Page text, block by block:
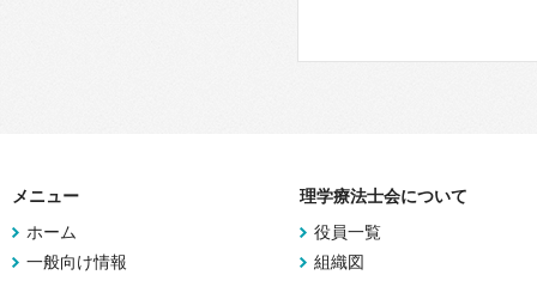
メニュー
ホーム
一般向け情報
理学療法士会について
役員一覧
組織図